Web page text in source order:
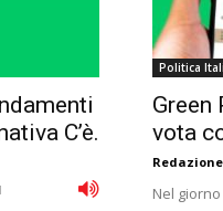
C’è.
Politica
Green
vota
Nel